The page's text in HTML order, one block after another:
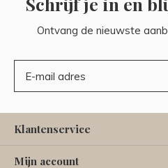
Ontvang de nieuwste
Klantenservice
Mijn account